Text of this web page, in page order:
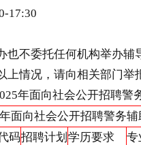
17:30
委托任何机构举办辅
情况，请向相关部门举
年面向社会公开招聘警
面向社会公开招聘警务
码招聘计划 学历要求 专